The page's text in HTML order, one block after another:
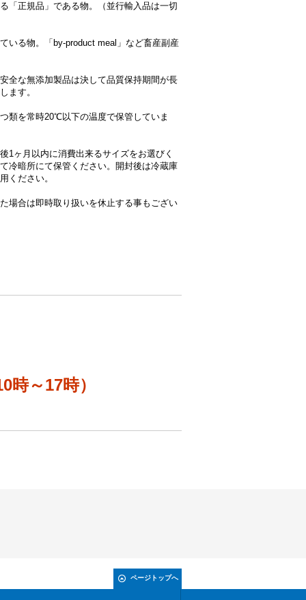
「正規品」である物。（並行輸入品は一切
いる物。「by-product meal」など畜産副産
全な無添加製品は決して品質保持期間が長
ます。
類を常時20℃以下の温度で保管していま
1ヶ月以内に消費出来るサイズをお選びく
冷暗所にて保管ください。開封後は冷蔵庫
ください。
場合は即時取り扱いを休止する事もござい
～17時）
ページトップへ